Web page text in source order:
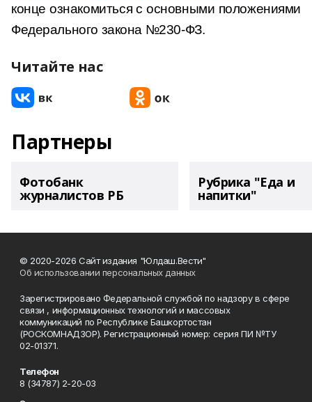
конце ознакомиться с основными положениями
Федерального закона №230-ФЗ.
Читайте нас
Партнеры
Фотобанк
журналистов РБ
Рубрика "Еда и
напитки"
© 2020-2026 Сайт издания "Юлдаш.Вести"
Об использовании персональных данных
Зарегистрировано Федеральной службой по надзору в сфере
связи , информационных технологий и массовых
коммуникаций по Республике Башкортостан
(РОСКОМНАДЗОР). Регистрационный номер: серия ПИ №ТУ
02-01371.
Телефон
8 (34787) 2-20-03